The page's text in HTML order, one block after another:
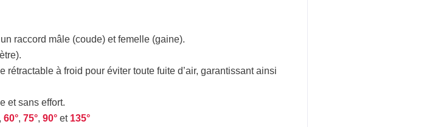
raccord mâle (coude) et femelle (gaine).
rétractable à froid pour éviter toute fuite d’air, garantissant ainsi
et sans effort.
, 60°, 75°, 90° et 135°